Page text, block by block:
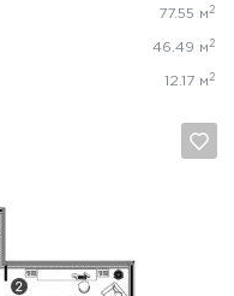
77.55 м 2
46.49 м 2
12.17 м 2